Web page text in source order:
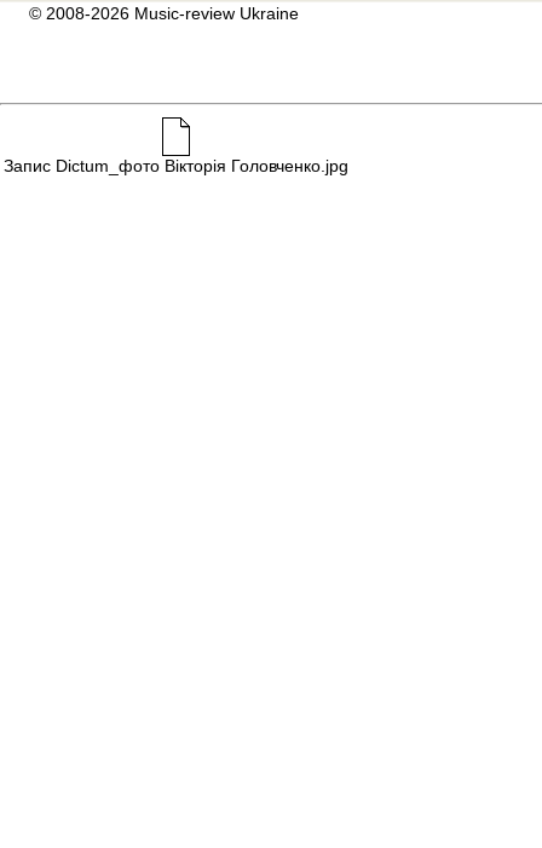
© 2008-2026 Music-review Ukraine
Запис Dictum_фото Вікторія Головченко.jpg